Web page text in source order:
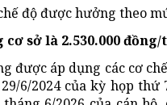
độ được hưởng theo
sở là 2.530.000
được áp dụng các cơ
29/6/2024 của kỳ họp